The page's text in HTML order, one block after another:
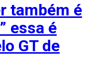
também é
essa é
GT de